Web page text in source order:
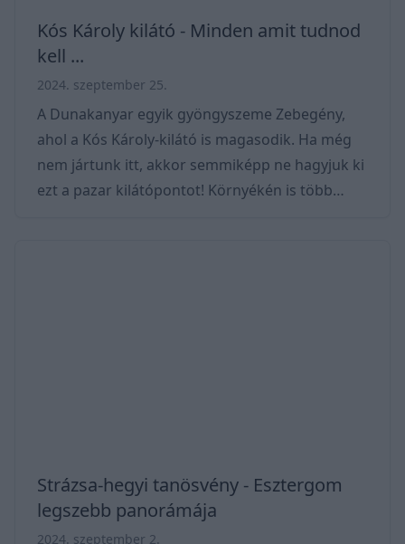
Kós Károly kilátó - Minden amit tudnod
kell ...
2024. szeptember 25.
A Dunakanyar egyik gyöngyszeme Zebegény,
ahol a Kós Károly-kilátó is magasodik. Ha még
nem jártunk itt, akkor semmiképp ne hagyjuk ki
ezt a pazar kilátópontot! Környékén is több
Strázsa-hegyi tanösvény - Esztergom
legszebb panorámája
2024. szeptember 2.